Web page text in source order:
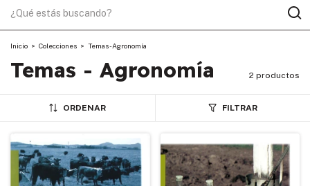
Inicio > Colecciones > Temas - Agronomía
Temas - Agronomía 2 productos
ORDENAR FILTRAR